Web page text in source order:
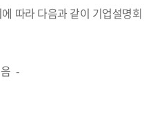
따라 다음과 같이 기업설명
-